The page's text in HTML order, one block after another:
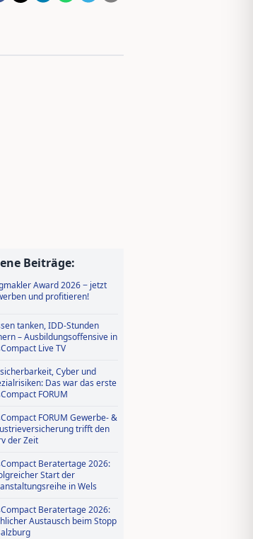
Beiträge:
Award 2026 − jetzt
und profitieren!
tanken, IDD-Stunden
– Ausbildungsoffensive in
Live TV
Cyber und
Das war das erste
FORUM
FORUM Gewerbe- &
trifft den
der Zeit
Beratertage 2026:
Start der
in Wels
Beratertage 2026:
Austausch beim Stopp